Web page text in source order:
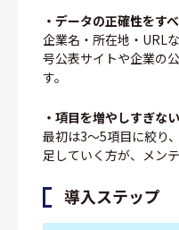
・データの正確性をす
企業名・所在地・URL
号公表サイトや企業の
す。
・項目を増やしすぎない
最初は3〜5項目に絞り
足していく方が、メン
導入ステップ